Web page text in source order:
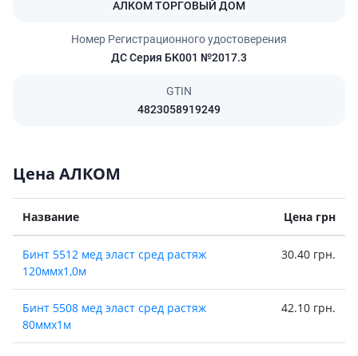
АЛКОМ ТОРГОВЫЙ ДОМ
Номер Регистрационного удостоверения
ДС Серия БК001 №2017.3
GTIN
4823058919249
Цена АЛКОМ
Название Цена грн
Бинт 5512 мед эласт сред растяж
120ммх1,0м
30.40 грн.
Бинт 5508 мед эласт сред растяж
80ммх1м
42.10 грн.